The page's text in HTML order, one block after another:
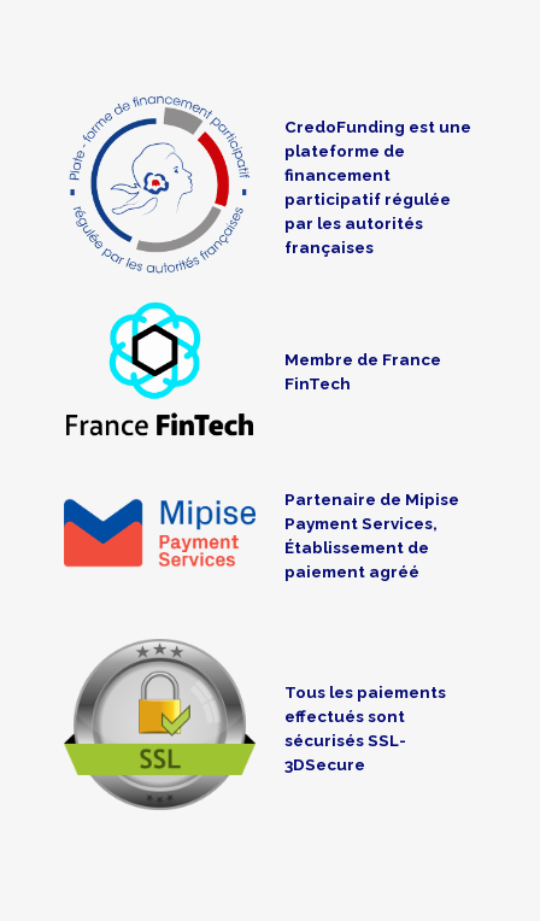
CredoFunding est une
plateforme de
financement
participatif régulée
par les autorités
françaises
Membre de France
FinTech
Partenaire de Mipise
Payment Services,
Établissement de
paiement agréé
Tous les paiements
effectués sont
sécurisés SSL-
3DSecure